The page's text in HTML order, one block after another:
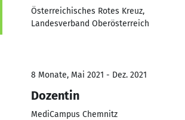
Österreichisches Rotes Kreuz,
Landesverband Oberösterreich
8 Monate, Mai 2021 - Dez. 2021
Dozentin
MediCampus Chemnitz